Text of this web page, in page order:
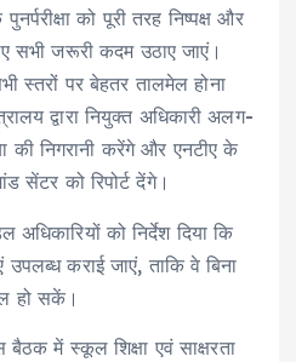
को पूरी तरह निष्पक्ष और
सभी जरूरी कदम उठाए जाएं।
स्तरों पर बेहतर तालमेल होना
द्वारा नियुक्त अधिकारी अलग-
की निगरानी करेंगे और एनटीए के
सेंटर को रिपोर्ट देंगे।
को निर्देश दिया कि
कराई जाएं, ताकि वे बिना
हो सकें।
में स्कूल शिक्षा एवं साक्षरता